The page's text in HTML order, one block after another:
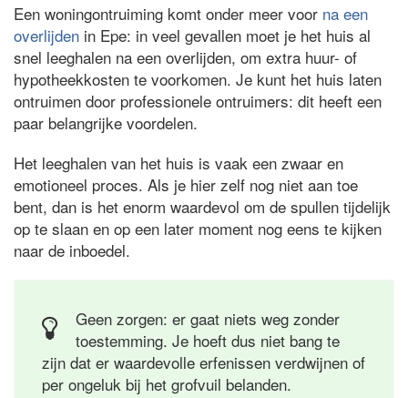
Een woningontruiming komt onder meer voor na een
overlijden in Epe: in veel gevallen moet je het huis al
snel leeghalen na een overlijden, om extra huur- of
hypotheekkosten te voorkomen. Je kunt het huis laten
ontruimen door professionele ontruimers: dit heeft een
paar belangrijke voordelen.
Het leeghalen van het huis is vaak een zwaar en
emotioneel proces. Als je hier zelf nog niet aan toe
bent, dan is het enorm waardevol om de spullen tijdelijk
op te slaan en op een later moment nog eens te kijken
naar de inboedel.
Geen zorgen: er gaat niets weg zonder
toestemming. Je hoeft dus niet bang te
zijn dat er waardevolle erfenissen verdwijnen of
per ongeluk bij het grofvuil belanden.